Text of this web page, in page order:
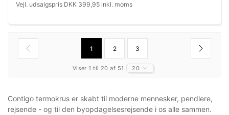
Vejl. udsalgspris DKK 399,95 inkl. moms
1 2 3
Viser 1 til 20 af 51 20
Contigo termokrus er skabt til moderne mennesker, pendlere,
rejsende - og til den byopdagelsesrejsende i os alle sammen.